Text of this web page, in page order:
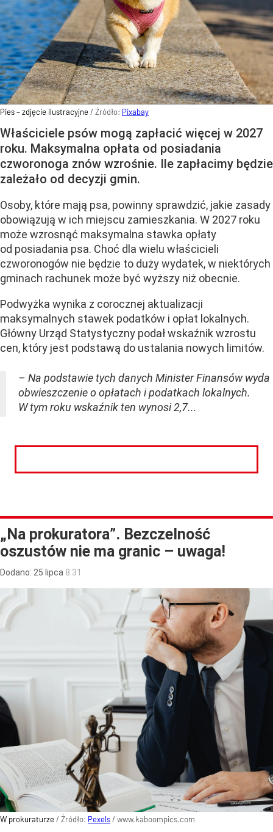
Pies – zdjęcie ilustracyjne/ Źródło: Pixabay
Właściciele psów mogą zapłacić więcej w 2027
roku. Maksymalna opłata od posiadania
czworonoga znów wzrośnie. Ile zapłacimy będzie
zależało od decyzji gmin.
Osoby, które mają psa, powinny sprawdzić, jakie zasady
obowiązują w ich miejscu zamieszkania. W 2027 roku
może wzrosnąć maksymalna stawka opłaty
od posiadania psa. Choć dla wielu właścicieli
czworonogów nie będzie to duży wydatek, w niektórych
gminach rachunek może być wyższy niż obecnie.
Podwyżka wynika z corocznej aktualizacji
maksymalnych stawek podatków i opłat lokalnych.
Główny Urząd Statystyczny podał wskaźnik wzrostu
cen, który jest podstawą do ustalania nowych limitów.
– Na podstawie tych danych Minister Finansów wyda
obwieszczenie o opłatach i podatkach lokalnych.
W tym roku wskaźnik ten wynosi 2,7...
„Na prokuratora”. Bezczelność
oszustów nie ma granic – uwaga!
Dodano: 25 lipca 8:31
W prokuraturze/ Źródło: Pexels/ www.kaboompics.com